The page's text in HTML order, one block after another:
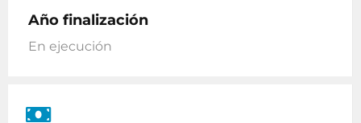
Año finalización
En ejecución